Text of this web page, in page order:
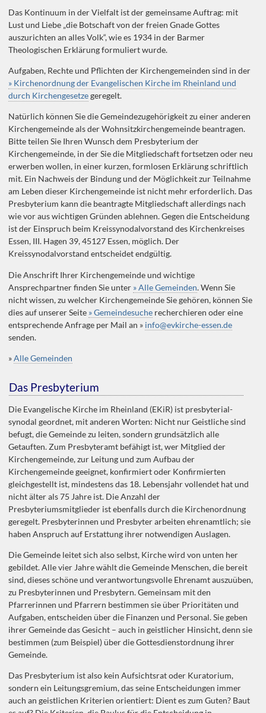
Das Kontinuum in der Vielfalt ist der gemeinsame Auftrag: mit
Lust und Liebe „die Botschaft von der freien Gnade Gottes
auszurichten an alles Volk“, wie es 1934 in der Barmer
Theologischen Erklärung formuliert wurde.
Aufgaben, Rechte und Pflichten der Kirchengemeinden sind in der
» Kirchenordnung der Evangelischen Kirche im Rheinland und
durch Kirchengesetzegeregelt.
Natürlich können Sie die Gemeindezugehörigkeit zu einer anderen
Kirchengemeinde als der Wohnsitzkirchengemeinde beantragen.
Bitte teilen Sie Ihren Wunsch dem Presbyterium der
Kirchengemeinde, in der Sie die Mitgliedschaft fortsetzen oder neu
erwerben wollen, in einer kurzen, formlosen Erklärung schriftlich
mit. Ein Nachweis der Bindung und der Möglichkeit zur Teilnahme
am Leben dieser Kirchengemeinde ist nicht mehr erforderlich. Das
Presbyterium kann die beantragte Mitgliedschaft allerdings nach
wie vor aus wichtigen Gründen ablehnen. Gegen die Entscheidung
ist der Einspruch beim Kreissynodalvorstand des Kirchenkreises
Essen, III. Hagen 39, 45127 Essen, möglich. Der
Kreissynodalvorstand entscheidet endgültig.
Die Anschrift Ihrer Kirchengemeinde und wichtige
Ansprechpartner finden Sie unter » Alle Gemeinden. Wenn Sie
nicht wissen, zu welcher Kirchengemeinde Sie gehören, können Sie
dies auf unserer Seite » Gemeindesuche recherchieren oder eine
entsprechende Anfrage per Mail an » info@evkirche-essen.de
senden.
»Alle Gemeinden
Das Presbyterium
Die Evangelische Kirche im Rheinland (EKiR) ist presbyterial-
synodal geordnet, mit anderen Worten: Nicht nur Geistliche sind
befugt, die Gemeinde zu leiten, sondern grundsätzlich alle
Getauften. Zum Presbyteramt befähigt ist, wer Mitglied der
Kirchengemeinde, zur Leitung und zum Aufbau der
Kirchengemeinde geeignet, konfirmiert oder Konfirmierten
gleichgestellt ist, mindestens das 18. Lebensjahr vollendet hat und
nicht älter als 75 Jahre ist. Die Anzahl der
Presbyteriumsmitglieder ist ebenfalls durch die Kirchenordnung
geregelt. Presbyterinnen und Presbyter arbeiten ehrenamtlich; sie
haben Anspruch auf Erstattung ihrer notwendigen Auslagen.
Die Gemeinde leitet sich also selbst, Kirche wird von unten her
gebildet. Alle vier Jahre wählt die Gemeinde Menschen, die bereit
sind, dieses schöne und verantwortungsvolle Ehrenamt auszuüben,
zu Presbyterinnen und Presbytern. Gemeinsam mit den
Pfarrerinnen und Pfarrern bestimmen sie über Prioritäten und
Aufgaben, entscheiden über die Finanzen und Personal. Sie geben
ihrer Gemeinde das Gesicht – auch in geistlicher Hinsicht, denn sie
bestimmen (zum Beispiel) über die Gottesdienstordnung ihrer
Gemeinde.
Das Presbyterium ist also kein Aufsichtsrat oder Kuratorium,
sondern ein Leitungsgremium, das seine Entscheidungen immer
auch an geistlichen Kriterien orientiert: Dient es zum Guten? Baut